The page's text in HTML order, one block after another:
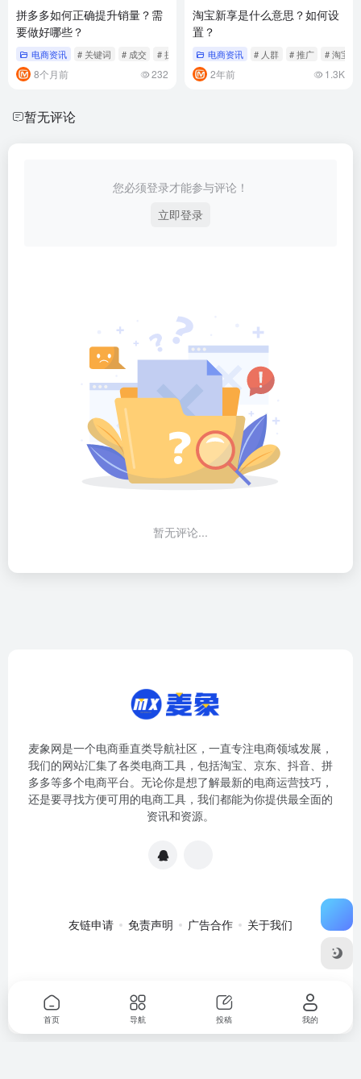
拼多多如何正确提升销量？需
要做好哪些？
电商资讯 # 关键词 # 成交 # 拼多多
8个月前 232
淘宝新享是什么意思？如何设
置？
电商资讯 # 人群 # 推广 # 淘宝
2年前 1.3K
暂无评论
您必须登录才能参与评论！
立即登录
暂无评论...
麦象网是一个电商垂直类导航社区，一直专注电商领域发展，
我们的网站汇集了各类电商工具，包括淘宝、京东、抖音、拼
多多等多个电商平台。无论你是想了解最新的电商运营技巧，
还是要寻找方便可用的电商工具，我们都能为你提供最全面的
资讯和资源。
友链申请 免责声明 广告合作 关于我们
2020057301号-1
首页 导航 投稿 我的